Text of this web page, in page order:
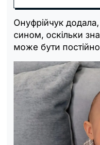
Онуфрійчук
сином, оскільки
може бути